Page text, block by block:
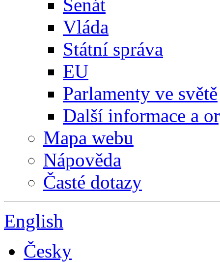
Senát
Vláda
Státní správa
EU
Parlamenty ve světě
Další informace a
Mapa webu
Nápověda
Časté dotazy
English
Česky